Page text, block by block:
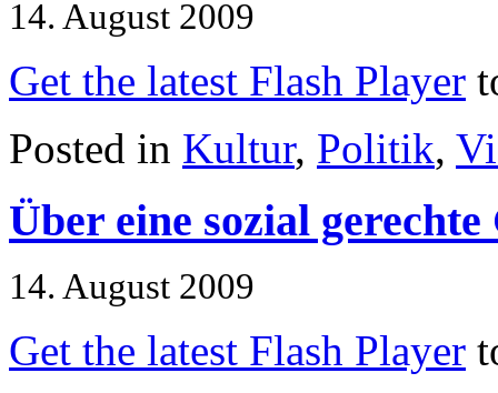
14. August 2009
Get the latest Flash Player
Posted in Kultur, Politik,
Über eine sozial gerechte
14. August 2009
Get the latest Flash Player